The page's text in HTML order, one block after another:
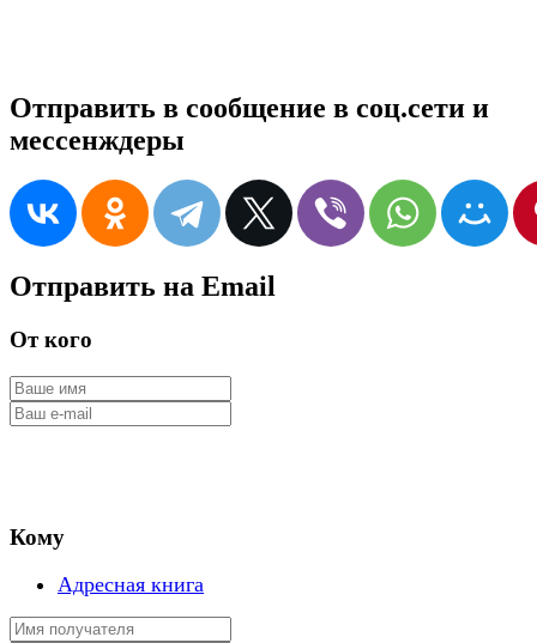
Отправить в сообщение в соц.сети и
мессенждеры
Отправить на Email
От кого
Кому
Адресная книга